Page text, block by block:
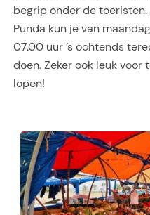
begrip onder de
Punda kun je van
07.00 uur ’s ochtends
doen. Zeker ook leuk
lopen!